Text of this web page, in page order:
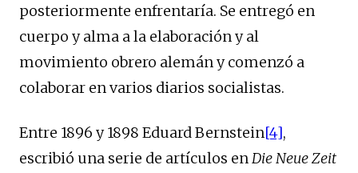
posteriormente enfrentaría. Se entregó en
cuerpo y alma a la elaboración y al
movimiento obrero alemán y comenzó a
colaborar en varios diarios socialistas.
Entre 1896 y 1898 Eduard Bernstein[4],
escribió una serie de artículos enDie Neue Zeit